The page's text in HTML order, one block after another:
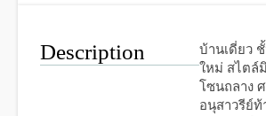
Description
บ้านเดี่ยว
ใหม่ สไตล์
โซนถลาง
อนุสาวรีย์ท้